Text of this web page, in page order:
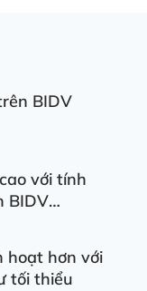
BIDV
với tính
BIDV
hoạt hơn với
tối thiểu